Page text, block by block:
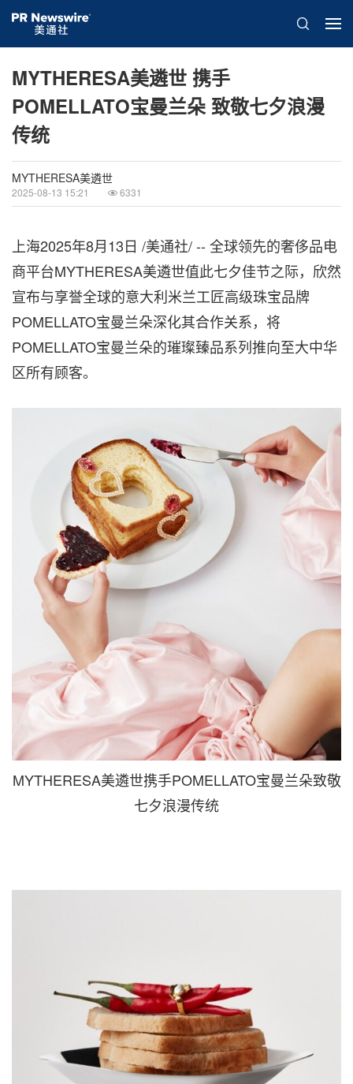
MYTHERESA美遴世 携手
POMELLATO宝曼兰朵 致敬七夕浪漫
传统
MYTHERESA美遴世
2025-08-13 15:21 6331
上海2025年8月13日 /美通社/ -- 全球领先的奢侈品电
商平台MYTHERESA美遴世值此七夕佳节之际，欣然
宣布与享誉全球的意大利米兰工匠高级珠宝品牌
POMELLATO宝曼兰朵深化其合作关系，将
POMELLATO宝曼兰朵的璀璨臻品系列推向至大中华
区所有顾客。
MYTHERESA美遴世携手POMELLATO宝曼兰朵致敬
七夕浪漫传统